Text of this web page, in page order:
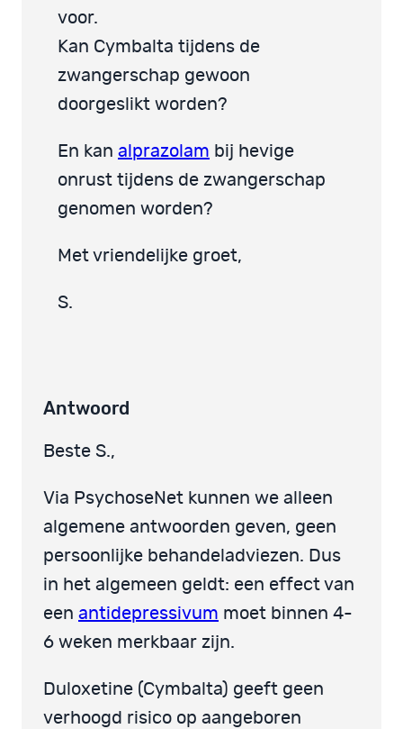
voor.
Kan Cymbalta tijdens de
zwangerschap gewoon
doorgeslikt worden?
En kan alprazolam bij hevige
onrust tijdens de zwangerschap
genomen worden?
Met vriendelijke groet,
S.
Antwoord
Beste S.,
Via PsychoseNet kunnen we alleen
algemene antwoorden geven, geen
persoonlijke behandeladviezen. Dus
in het algemeen geldt: een effect van
een antidepressivum moet binnen 4-
6 weken merkbaar zijn.
Duloxetine (Cymbalta) geeft geen
verhoogd risico op aangeboren